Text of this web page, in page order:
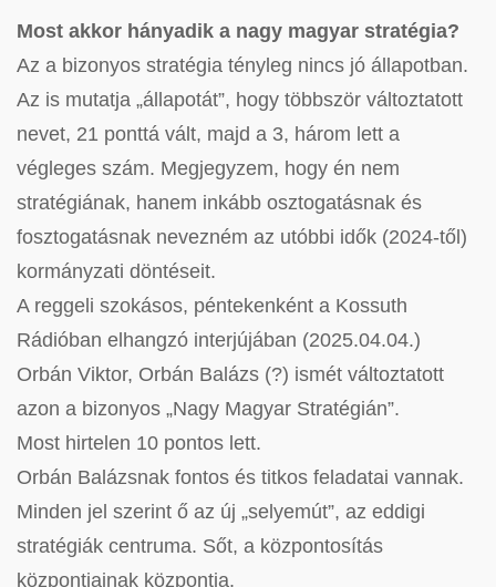
Most akkor hányadik a nagy magyar stratégia?
Az a bizonyos stratégia tényleg nincs jó állapotban.
Az is mutatja „állapotát”, hogy többször változtatott
nevet, 21 ponttá vált, majd a 3, három lett a
végleges szám. Megjegyzem, hogy én nem
stratégiának, hanem inkább osztogatásnak és
fosztogatásnak nevezném az utóbbi idők (2024-től)
kormányzati döntéseit.
A reggeli szokásos, péntekenként a Kossuth
Rádióban elhangzó interjújában (2025.04.04.)
Orbán Viktor, Orbán Balázs (?) ismét változtatott
azon a bizonyos „Nagy Magyar Stratégián”.
Most hirtelen 10 pontos lett.
Orbán Balázsnak fontos és titkos feladatai vannak.
Minden jel szerint ő az új „selyemút”, az eddigi
stratégiák centruma. Sőt, a központosítás
központjainak központja.